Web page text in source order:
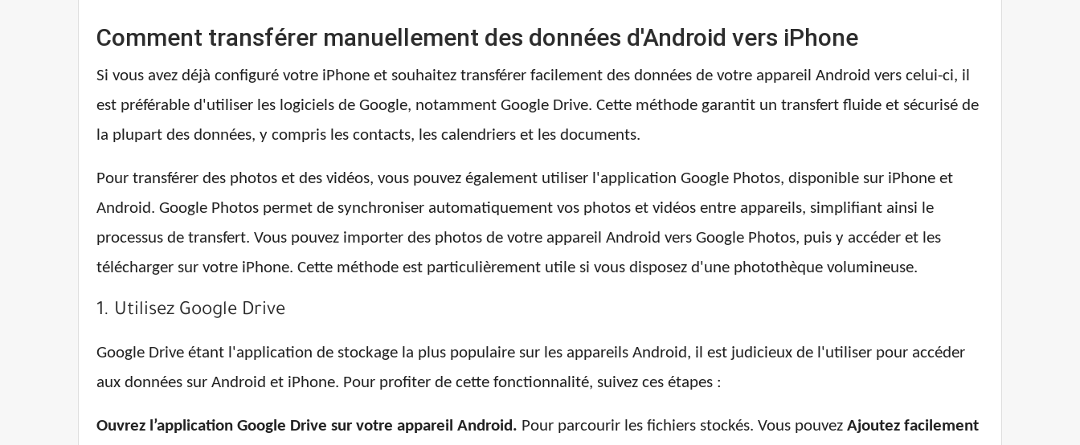
Comment transférer manuellement des données d'Android vers iPhone
Si vous avez déjà configuré votre iPhone et souhaitez transférer facilement des données de votre appareil Android vers celui-ci, il
est préférable d'utiliser les logiciels de Google, notamment Google Drive. Cette méthode garantit un transfert fluide et sécurisé de
la plupart des données, y compris les contacts, les calendriers et les documents.
Pour transférer des photos et des vidéos, vous pouvez également utiliser l'application Google Photos, disponible sur iPhone et
Android. Google Photos permet de synchroniser automatiquement vos photos et vidéos entre appareils, simplifiant ainsi le
processus de transfert. Vous pouvez importer des photos de votre appareil Android vers Google Photos, puis y accéder et les
télécharger sur votre iPhone. Cette méthode est particulièrement utile si vous disposez d'une photothèque volumineuse.
1. Utilisez Google Drive
Google Drive étant l'application de stockage la plus populaire sur les appareils Android, il est judicieux de l'utiliser pour accéder
aux données sur Android et iPhone. Pour profiter de cette fonctionnalité, suivez ces étapes :
Ouvrez l’application Google Drive sur votre appareil Android. Pour parcourir les fichiers stockés. Vous pouvez Ajoutez facilement